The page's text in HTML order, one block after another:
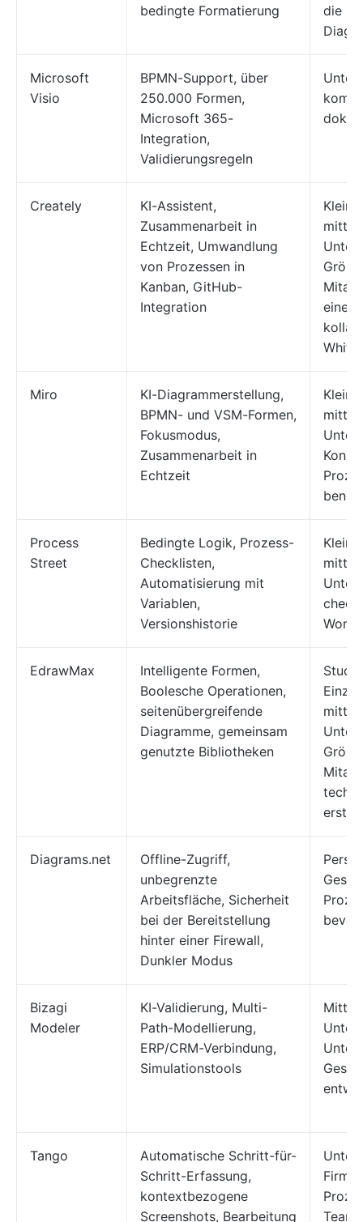
bedingte Formatierung
die
Microsoft
Visio
BPMN-Support, über
250.000 Formen,
Microsoft 365-
Integration,
Validierungsregeln
Creately
KI-Assistent,
Zusammenarbeit in
Echtzeit, Umwandlung
von Prozessen in
Kanban, GitHub-
Integration
einer
Miro
KI-Diagrammerstellung,
BPMN- und VSM-Formen,
Fokusmodus,
Zusammenarbeit in
Echtzeit
Process
Street
Bedingte Logik, Prozess-
Checklisten,
Automatisierung mit
Variablen,
Versionshistorie
EdrawMax
Intelligente Formen,
Boolesche Operationen,
seitenübergreifende
Diagramme, gemeinsam
genutzte Bibliotheken
Diagrams.net
Offline-Zugriff,
unbegrenzte
Arbeitsfläche, Sicherheit
bei der Bereitstellung
hinter einer Firewall,
Dunkler Modus
Bizagi
Modeler
KI-Validierung, Multi-
Path-Modellierung,
ERP/CRM-Verbindung,
Simulationstools
Tango
Automatische Schritt-für-
Schritt-Erfassung,
kontextbezogene
Screenshots, Bearbeitung